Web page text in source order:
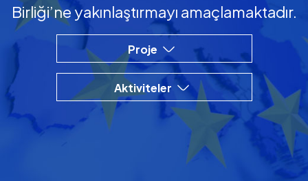
Birliği’ne yakınlaştırmayı amaçlamaktadır.
Proje
Aktiviteler